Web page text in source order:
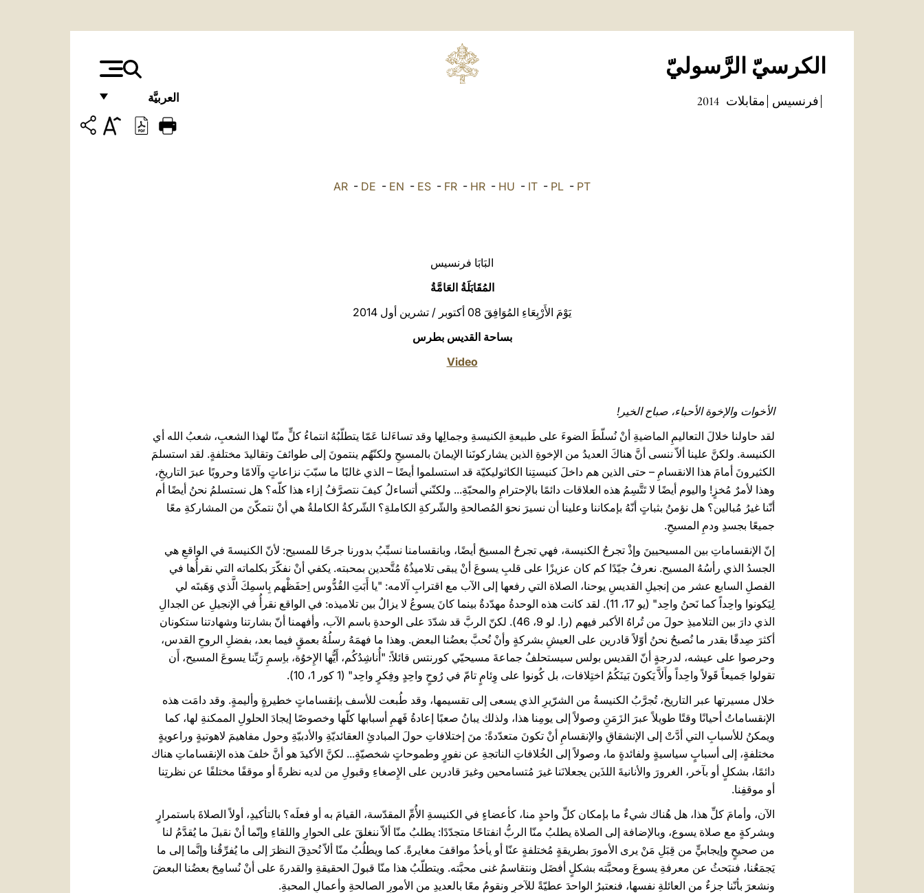
الكرسيّ الرَّسوليّ
العربيَّة
FRANÇAIS
فرنسيس مقابلات 2014
AR - DE - EN - ES - FR - HR - HU - IT - PL - PT
البَابَا فرنسيس
المُقَابَلَةُ العَامَّةُ
يَوْمَ الأَرْبِعَاءِ المُوَافِقَ 08 أكتوبر / تشرين أول 2014
بساحة القديس بطرس
Video
الأخوات والإخوة الأحباء، صباح الخير!
لقد حاولنا خلالَ التعاليمِ الماضيةِ أنْ نُسلّطَ الضوءَ على طبيعةِ الكنيسةِ وجمالِها وقد تساءَلنا عَمّا يتطلّبُهُ انتماءُ كلٍّ منّا لهذا الشعبِ، شعبُ الله أي
الكنيسة. ولكنَّ علينا ألاّ ننسى أنَّ هناكَ العديدُ من الإخوةِ الذين يشاركونَنا الإيمانَ بالمسيحِ ولكنّهُم ينتمونَ إلى طوائفَ وتقاليدَ مختلفةٍ. لقد استسلمَ
الكثيرونَ أمامَ هذا الانقسامِ – حتى الذين هم داخلَ كنيستِنا الكاثوليكيّة قد استسلموا أيضًا – الذي غالبًا ما سبّبَ نزاعاتٍ وآلامًا وحروبًا عبرَ التاريخِ،
وهذا لأمرٌ مُخزٍ! واليوم أيضًا لا تَتَّسِمُ هذه العلاقات دائمًا بالإحترامِ والمحبّةِ... ولكنّني أتساءلُ كيفَ نتصرَّفُ إزاء هذا كلّه؟ هل نستسلمُ نحنُ أيضًا أم
أنّنا غيرُ مُبالين؟ هل نؤمنُ بثباتٍ أنّهُ بإمكاننا وعلينا أن نسيرَ نحوَ المُصالحةِ والشّركةِ الكاملةِ؟ الشّركةُ الكاملةُ هي أنْ نتمكّنَ من المشاركةِ معًا
جميعًا بجسدِ ودمِ المسيحِ.
إنّ الإنقساماتِ بين المسيحيينَ وإذْ تجرحُ الكنيسة، فهي تجرحُ المسيحَ أيضًا، وبانقسامنا نسبِّبُ بدورنا جرحًا للمسيح: لأنّ الكنيسةَ في الواقعِ هي
الجسدُ الذي رأسُهُ المسيح. نعرفُ جيّدًا كم كان عزيزًا على قلبِ يسوعَ أنْ يبقى تلاميذُهُ مُتَّحدين بمحبته. يكفي أنْ نفكّرَ بكلماته التي نقرأُها في
الفصلِ السابع عشر من إنجيلِ القديسِ يوحنا، الصلاة التي رفعها إلى الآب مع اقترابِ آلامه: "يا أَبَتِ القُدُّوس اِحفَظْهم بِاسمِكَ الَّذي وَهَبتَه لي
لِيَكونوا واحِداً كما نَحنُ واحِد" (يو 17، 11). لقد كانت هذه الوحدةُ مهدّدةٌ بينما كانَ يسوعُ لا يزالُ بين تلاميذه: في الواقع نقرأُ في الإنجيلِ عن الجدالِ
الذي دارَ بين التلاميذِ حولَ من تُراهُ الأكبر فيهم (را. لو 9، 46). لكنّ الربَّ قد شدّدَ على الوحدةِ باسم الآب، وأفهمنا أنّ بشارتنا وشهادتنا ستكونان
أكثرَ صِدقًا بقدر ما نُصبحُ نحنُ أوّلاً قادرين على العيشِ بشركةٍ وأنْ نُحبَّ بعضُنا البعض. وهذا ما فهمَهُ رسلُهُ بعمقٍ فيما بعد، بفضلِ الروحِ القدس،
وحرصوا على عيشه، لدرجةٍ أنّ القديس بولس سيستحلفُ جماعةَ مسيحيّي كورنتس قائلاً: "أُناشِدُكُم، أَيُّها الإِخوُة، باِسمِ رَبِّنا يسوعَ المسيح، أَن
تقولوا جَميعاً قَولاً واحِداً وأَلاَّ يَكونَ بَينَكُمُ اختِلافات، بل كُونوا على وِئامٍ تامّ في رُوحٍ واحِدٍ وفِكرٍ واحِد" (1 كور 1، 10).
خلال مسيرتها عبر التاريخ، تُجرَّبُ الكنيسةُ من الشرّيرِ الذي يسعى إلى تقسيمها، وقد طُبعت للأسف بإنقساماتٍ خطيرةٍ وأليمةٍ. وقد دامَت هذه
الإنقساماتُ أحيانًا وقتًا طويلاً عبرَ الزَمَنِ وصولاً إلى يومِنا هذا، ولذلك يبانُ صعبًا إعادةُ فَهمِ أسبابها كلّها وخصوصًا إيجادَ الحلولِ الممكنةِ لها، كما
ويمكنُ للأسبابِ التي أدَّتْ إلى الإنشقاقِ والإنقسامِ أنْ تكونَ متعدّدةً: منَ إختلافاتِ حولَ المبادئِ العقائديّةِ والأدبيّةِ وحول مفاهيمَ لاهوتيةٍ وراعويةٍ
مختلفةٍ، إلى أسبابٍ سياسيةٍ ولفائدةٍ ما، وصولاً إلى الخُلافاتِ الناتجةِ عن نفورٍ وطموحاتٍ شخصيّةٍ... لكنَّ الأكيدَ هو أنَّ خلفَ هذه الإنقساماتِ هناك
دائمًا، بشكلٍ أو بآخر، الغرورَ والأنانيةَ اللذَين يجعلانَنا غيرَ مُتسامحين وغيرَ قادرين على الإِصغاءِ وقبولِ من لديه نظرةً أو موقفًا مختلفًا عن نظرتِنا
أو موقفِنا.
الآن، وأمامَ كلِّ هذا، هل هُناك شيءٌ ما بإمكان كلِّ واحدٍ منا، كأعضاءٍ في الكنيسةِ الأُمِّ المقدّسة، القيامَ به أو فعلَه؟ بالتأكيدِ، أولاً الصلاةَ باستمرارٍ
وبشركةٍ مع صلاة يسوع، وبالإضافة إلى الصلاة يطلبُ منّا الربُّ انفتاحًا متجدّدًا: يطلبُ منّا ألاّ ننغلقَ على الحوارِ واللقاءِ وإنّما أنْ نقبلَ ما يُقدَّمُ لنا
من صحيحٍ وإيجابيٍّ من قِبَلِ مَنْ يرى الأمورَ بطريقةٍ مُختلفةٍ عنّا أو يأخذُ مواقفَ مغايرةً. كما ويطلُبُ منّا ألاّ نُحدِقَ النظرَ إلى ما يُفرِّقُنا وإنَّما إلى ما
يَجمَعُنا، فنبَحثُ عن معرفةِ يسوعَ ومحبَّته بشكلٍ أفضَل ونتقاسمُ غنى محبَّته. ويتطلّبُ هذا منّا قبولَ الحقيقةِ والقدرةَ على أنْ نُسامِحَ بعضُنا البعضَ
ونشعرَ بأنّنا جزءٌ من العائلةِ نفسها، فنعتبرُ الواحدَ عطيّةً للآخرِ ونقومُ معًا بالعديدِ من الأمورِ الصالحةِ وأعمالِ المحبةِ.